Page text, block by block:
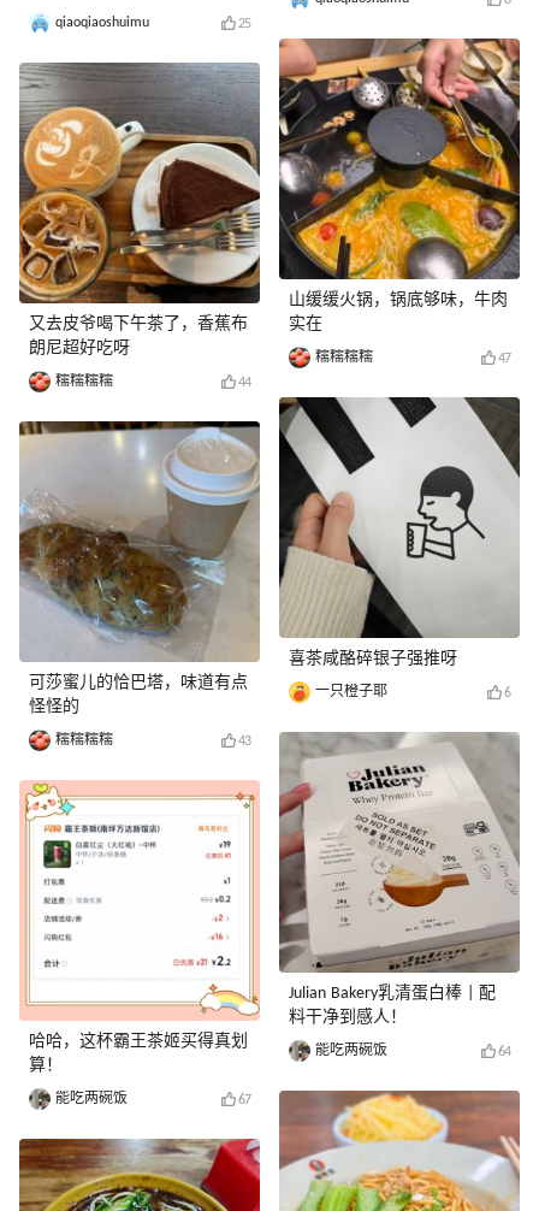
qiaoqiaoshuimu 25
又去皮爷喝下午茶了，香蕉布
朗尼超好吃呀
糯糯糯糯 44
可莎蜜儿的恰巴塔，味道有点
怪怪的
糯糯糯糯 43
哈哈，这杯霸王茶姬买得真划
算！
能吃两碗饭 67
山缓缓火锅，锅底够味，牛肉
实在
糯糯糯糯 47
喜茶咸酪碎银子强推呀
一只橙子耶 6
Julian Bakery乳清蛋白棒 | 配
料干净到感人！
能吃两碗饭 64